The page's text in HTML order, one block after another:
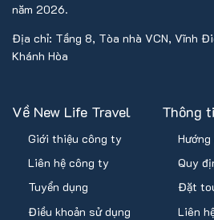
không hoàn trả tiền tour.
Chương trình tour: Là du lịch
quan mua sắm. Quý khách
Travel Document: Nếu không
và không xuất cảnh được,
nhiệm và không hoàn trả tiền
Quý khách dưới 18 tuổi: Phải
trên 18 tuổi đi cùng. Đi với
năm 2026.
Địa chỉ: Tầng 8, Tòa nhà VCN, Vĩnh
Khánh Hòa
Về New Life Travel
Giới thiệu công ty
Liên hệ công ty
Tuyển dụng
Điều khoản sử dụng
Thông
Quy
Đặt
Liên